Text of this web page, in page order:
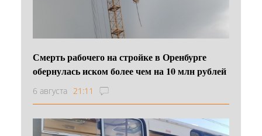
Смерть рабочего на стройке в Оренбурге
обернулась иском более чем на 10 млн рублей
6 августа 21:11